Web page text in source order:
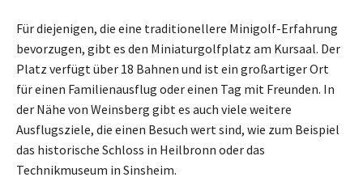
Für diejenigen, die eine traditionellere Minigolf-Erfahrung
bevorzugen, gibt es den Miniaturgolfplatz am Kursaal. Der
Platz verfügt über 18 Bahnen und ist ein großartiger Ort
für einen Familienausflug oder einen Tag mit Freunden. In
der Nähe von Weinsberg gibt es auch viele weitere
Ausflugsziele, die einen Besuch wert sind, wie zum Beispiel
das historische Schloss in Heilbronn oder das
Technikmuseum in Sinsheim.